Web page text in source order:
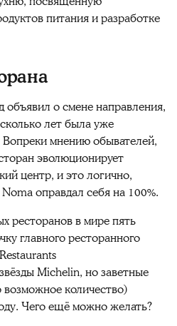
питания и разработке
объявил о смене направления,
лет была уже
мнению обывателей,
эволюционирует
центр, и это логично,
оправдал себя на 100%.
ресторанов в мире пять
главного ресторанного
звёзды Michelin, но заветные
количество)
Чего ещё можно желать?